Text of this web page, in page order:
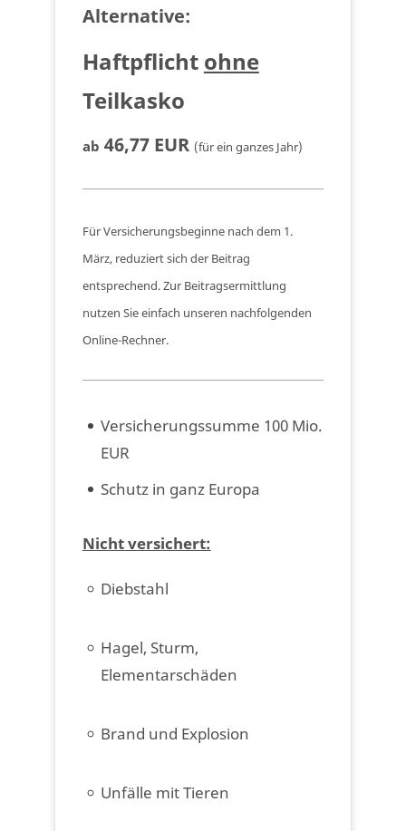
Alternative:
Haftpflicht ohne
Teilkasko
ab 46,77 EUR (für ein ganzes Jahr)
Für Versicherungsbeginne nach dem 1.
März, reduziert sich der Beitrag
entsprechend. Zur Beitragsermittlung
nutzen Sie einfach unseren nachfolgenden
Online-Rechner.
Versicherungssumme 100 Mio.
EUR
Schutz in ganz Europa
Nicht versichert:
Diebstahl
Hagel, Sturm,
Elementarschäden
Brand und Explosion
Unfälle mit Tieren